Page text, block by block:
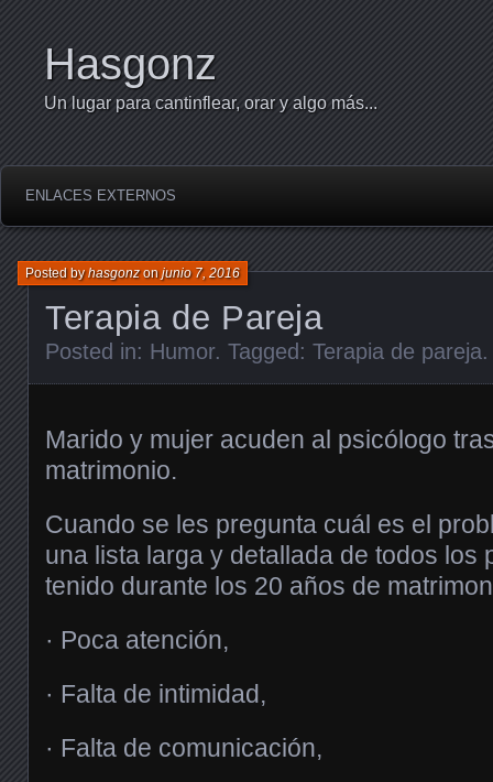
Hasgonz
Un lugar para cantinflear, orar y algo más...
ENLACES EXTERNOS
Terapia de Pareja
Posted byhasgonzonjunio 7, 2016
Posted in: Humor. Tagged: Terapia de pareja.
Marido y mujer acuden al psicólogo
matrimonio.
Cuando se les pregunta cuál es el
una lista larga y detallada de todos los
tenido durante los 20 años de
· Poca atención,
· Falta de intimidad,
· Falta de comunicación,